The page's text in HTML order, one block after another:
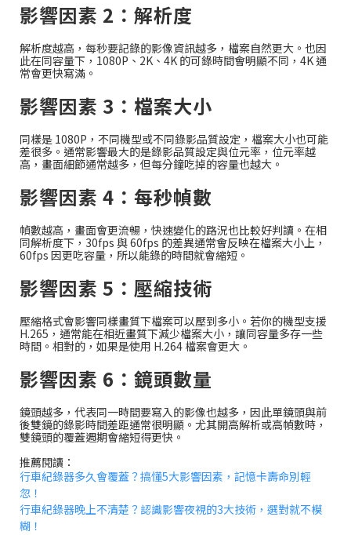
影響因素 2：解析度
解析度越高，每秒要記錄的影像資訊越多，檔案自然更大。也因
此在同容量下，1080P、2K、4K 的可錄時間會明顯不同，4K 通
常會更快寫滿。
影響因素 3：檔案大小
同樣是 1080P，不同機型或不同錄影品質設定，檔案大小也可能
差很多。通常影響最大的是錄影品質設定與位元率，位元率越
高，畫面細節通常越多，但每分鐘吃掉的容量也越大。
影響因素 4：每秒幀數
幀數越高，畫面會更流暢，快速變化的路況也比較好判讀。在相
同解析度下，30fps 與 60fps 的差異通常會反映在檔案大小上，
60fps 因更吃容量，所以能錄的時間就會縮短。
影響因素 5：壓縮技術
壓縮格式會影響同樣畫質下檔案可以壓到多小。若你的機型支援
H.265，通常能在相近畫質下減少檔案大小，讓同容量多存一些
時間。相對的，如果是使用 H.264 檔案會更大。
影響因素 6：鏡頭數量
鏡頭越多，代表同一時間要寫入的影像也越多，因此單鏡頭與前
後雙鏡的錄影時間差距通常很明顯。尤其開高解析或高幀數時，
雙鏡頭的覆蓋週期會縮短得更快。
推薦閱讀：
行車紀錄器多久會覆蓋？搞懂5大影響因素，記憶卡壽命別輕
忽！
行車紀錄器晚上不清楚？認識影響夜視的3大技術，選對就不模
糊！